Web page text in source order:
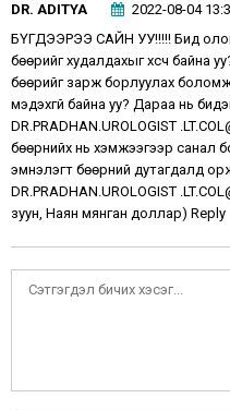
DR. ADITYA 2022-08-04
БҮГДЭЭРЭЭ САЙН УУ!!!!! Бид олон
бөөрийг худалдахыг хүсч байна
бөөрийг зарж борлуулах
мэдэхгүй байна уу? Дараа нь
DR.PRADHAN.UROLOGIST
бөөрнийх нь хэмжээгээр санал
эмнэлэгт бөөрний дутагдалд
DR.PRADHAN.UROLOGIST
зуун, Наян мянган доллар) Reply